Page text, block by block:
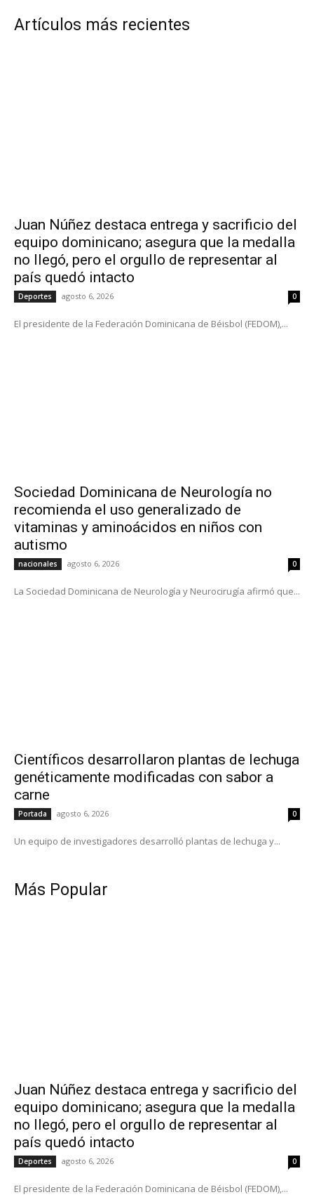
Artículos más recientes
Juan Núñez destaca entrega y sacrificio del
equipo dominicano; asegura que la medalla
no llegó, pero el orgullo de representar al
país quedó intacto
Deportes agosto 6, 2026 0
El presidente de la Federación Dominicana de Béisbol (FEDOM),...
Sociedad Dominicana de Neurología no
recomienda el uso generalizado de
vitaminas y aminoácidos en niños con
autismo
nacionales agosto 6, 2026 0
La Sociedad Dominicana de Neurología y Neurocirugía afirmó que...
Científicos desarrollaron plantas de lechuga
genéticamente modificadas con sabor a
carne
Portada agosto 6, 2026 0
Un equipo de investigadores desarrolló plantas de lechuga y...
Más Popular
Juan Núñez destaca entrega y sacrificio del
equipo dominicano; asegura que la medalla
no llegó, pero el orgullo de representar al
país quedó intacto
Deportes agosto 6, 2026 0
El presidente de la Federación Dominicana de Béisbol (FEDOM),...